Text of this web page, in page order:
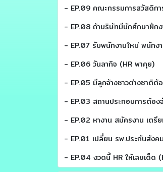
- EP.06 วันลากิจ (HR พาคุย)
- EP.04 งวดนี้ HR ให้เลขเด็ด